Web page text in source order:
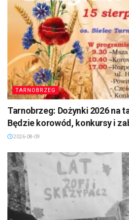
TARNOBRZEG
Tarnobrzeg: Dożynki 2026 na
Będzie korowód, konkursy i
2026-08-09